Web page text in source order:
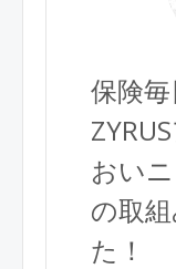
保険毎
おい
の取
た！